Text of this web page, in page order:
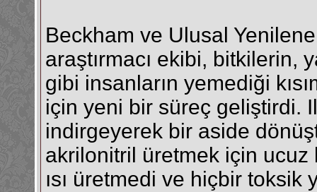
Beckham ve Ulusal
araştırmacı ekibi, bitkilerin,
gibi insanların yemediği
için yeni bir süreç geliştirdi.
indirgeyerek bir aside
akrilonitril üretmek için
ısı üretmedi ve hiçbir